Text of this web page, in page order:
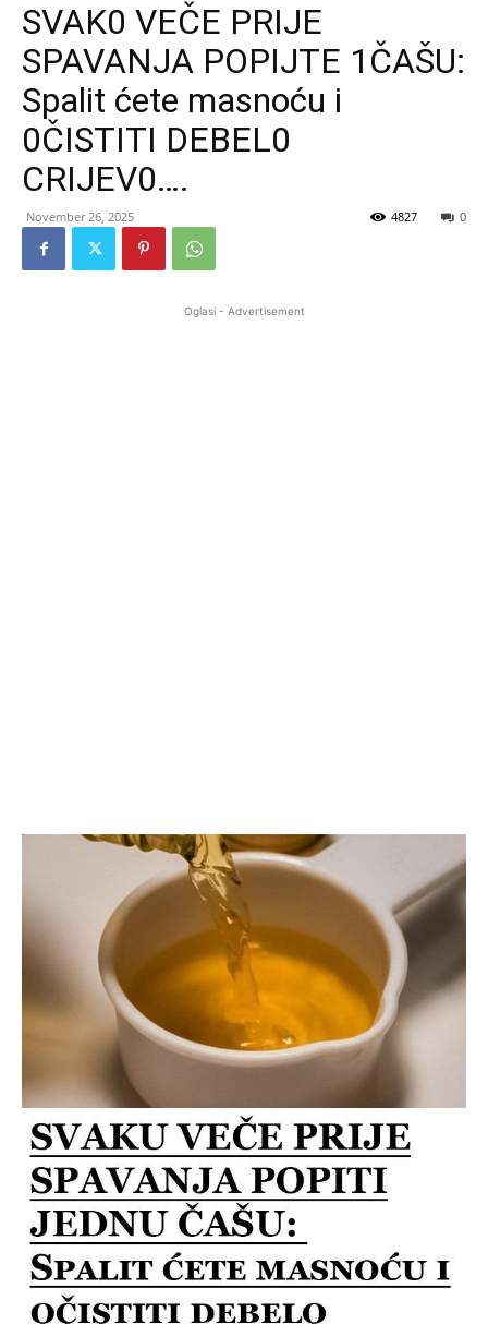
SVAK0 VEČE PRIJE
SPAVANJA POPIJTE 1ČAŠU:
Spalit ćete masnoću i
0ČISTITI DEBEL0
CRIJEV0….
November 26, 2025 0
4827
Oglasi - Advertisement